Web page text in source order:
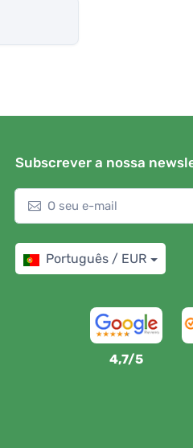
Subscrever a nossa
Português / EUR
4,7/5